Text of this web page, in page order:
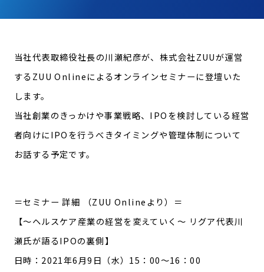
NEWS お知らせ
CONTACT お問い合わせ
個人情報の取り扱いについて
個人情報保護方針
健康経営
当社代表取締役社長の川瀬紀彦が、株式会社ZUUが運営
するZUU Onlineによるオンラインセミナーに登壇いた
します。
当社創業のきっかけや事業戦略、IPOを検討している経営
者向けにIPOを行うべきタイミングや管理体制について
お話する予定です。
＝セミナー 詳細 （ZUU Onlineより）＝
【～ヘルスケア産業の経営を変えていく～ リグア代表川
瀬氏が語るIPOの裏側】
日時：2021年6月9日（水）15：00～16：00